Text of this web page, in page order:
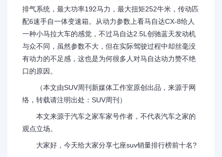
排气系统，最大功率192马力，最大扭矩252牛米，传动匹
配6速手自一体变速箱。从动力参数上看马自达CX-8给人
一种小马拉大车的感觉，不过马自达2.5L创驰蓝天发动机
与众不同，虽然参数不大，但在实际驾驶过程中却丝毫没
有动力的不足感，这也是为何很多人对马自达动力赞不绝
口的原因。
（本文由SUV周刊新媒体工作室原创出品，来源于网
络，转载请注明出处：SUV周刊）
本文来源于汽车之家车家号作者，不代表汽车之家的
观点立场。
大家好，今天给大家分享七座suv销量排行榜前十名?